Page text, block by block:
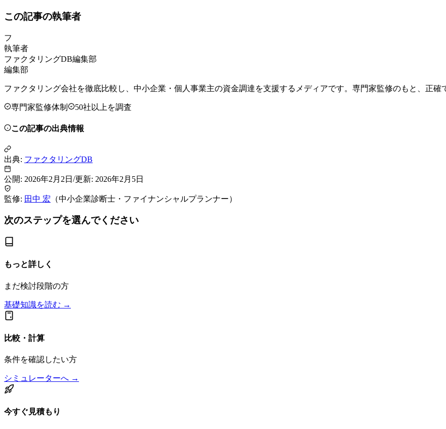
この記事の執筆者
フ
執筆者
ファクタリングDB編集部
編集部
ファクタリング会社を徹底比較し、中小企業・個人事業主の資金調達を支援するメディアです。専門家監修のもと、正確
専門家監修体制 50社以上を調査
この記事の出典情報
出典: ファクタリングDB
公開: 2026年2月2日 /更新: 2026年2月5日
監修: 田中 宏 （中小企業診断士・ファイナンシャルプランナー）
次のステップを選んでください
もっと詳しく
まだ検討段階の方
基礎知識を読む →
比較・計算
条件を確認したい方
シミュレーターへ →
今すぐ見積もり